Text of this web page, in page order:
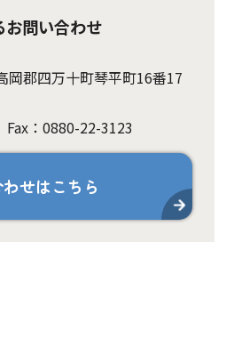
お問い合わせ
郡四万十町琴平町16番17
Fax：0880-22-3123
せはこちら